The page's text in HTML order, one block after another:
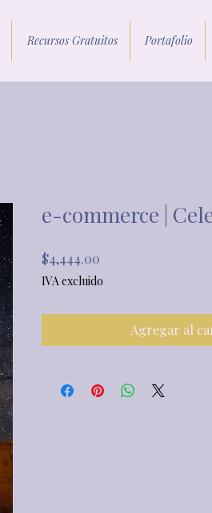
Recursos Gratuitos Portafolio
e-commerce |
$4,444.00
IVA excluido
Agregar al